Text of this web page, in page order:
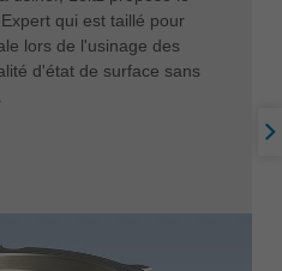
qui est taillé pour
lors de l'usinage des
d'état de surface sans